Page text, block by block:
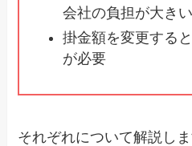
会社の負担が大きい
掛金額を変更する
が必要
それぞれについて解説しま